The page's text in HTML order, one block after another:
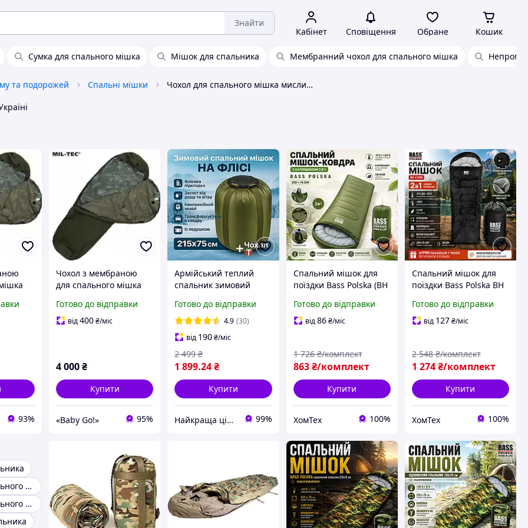
Знайти
Кабінет Сповіщення Обране Кошик
Сумка для спального мішка Мішок для спальника Мембранний чохол для спального мішка
та подорожей Спальні мішки
Чохол для спального мішка мисливців
93%
Чохол з мембраною
для спального мішка
Готово до відправки
від400₴/міс
4 000₴
Купити
«Baby Go!» 95%
Армійський теплий
спальник зимовий
флісовий спальний
мішок ковдра зима з
чохлом для ЗСУ
Готово до відправки
4.9 (30)
від 190₴/міс
1 899.24₴
2 499 ₴
Купити
Найкраща ціна ❤️ 99%
Спальний мішок для
поїздки Bass Polska (BH
із ковдрою та чохлом
210х75 см Зелений
Готово до відправки
від86 ₴/міс
863 ₴/комплект
1 726 ₴/комплект
Купити
ХомТех 100%
Спальний мішок для
поїздки Bass Polska BH
із ковдрою та чохлом
210х75 см ковдра 2в1
Готово до відправки
від 127₴/міс
1 274₴/комплект
2 548 ₴/комплект
Купити
ХомТех 100%
Чохол для спального мішка
Сумка для спального мішка